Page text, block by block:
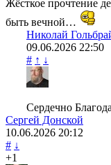
Жёсткое прочтение
быть вечной…
Николай
09.06.2026 22:50
# ↑ ↓
Сердечно
Сергей Донской
10.06.2026 20:12
# ↓
+1